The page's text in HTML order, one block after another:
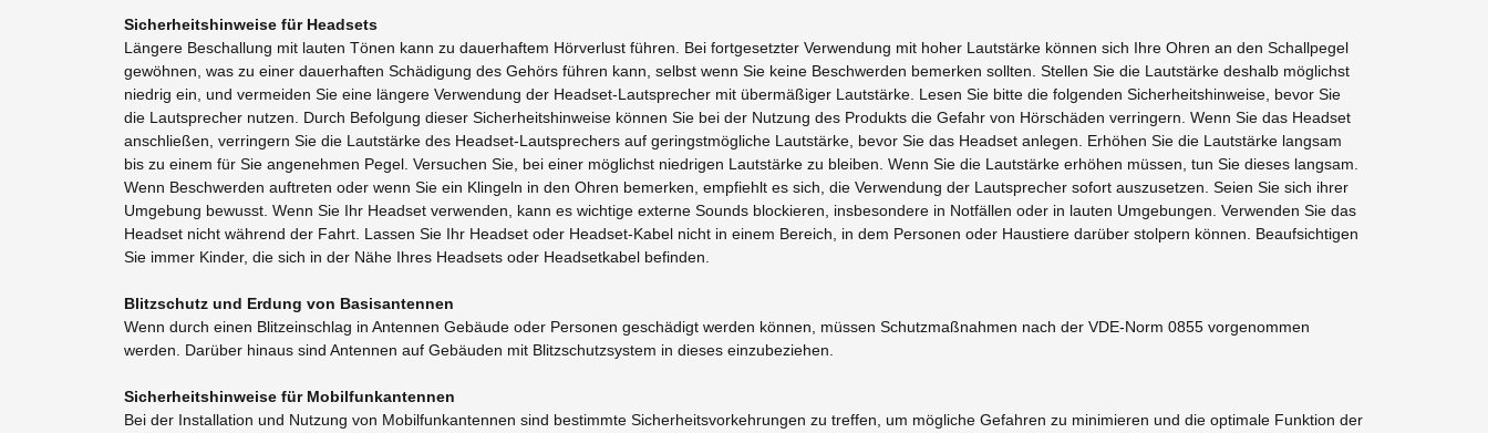
Sicherheitshinweise für Headsets
Längere Beschallung mit lauten Tönen kann zu dauerhaftem Hörverlust führen. Bei fortgesetzter Verwendung mit hoher Lautstärke können sich Ihre Ohren an den Schallpegel
gewöhnen, was zu einer dauerhaften Schädigung des Gehörs führen kann, selbst wenn Sie keine Beschwerden bemerken sollten. Stellen Sie die Lautstärke deshalb möglichst
niedrig ein, und vermeiden Sie eine längere Verwendung der Headset-Lautsprecher mit übermäßiger Lautstärke. Lesen Sie bitte die folgenden Sicherheitshinweise, bevor Sie
die Lautsprecher nutzen. Durch Befolgung dieser Sicherheitshinweise können Sie bei der Nutzung des Produkts die Gefahr von Hörschäden verringern. Wenn Sie das Headset
anschließen, verringern Sie die Lautstärke des Headset-Lautsprechers auf geringstmögliche Lautstärke, bevor Sie das Headset anlegen. Erhöhen Sie die Lautstärke langsam
bis zu einem für Sie angenehmen Pegel. Versuchen Sie, bei einer möglichst niedrigen Lautstärke zu bleiben. Wenn Sie die Lautstärke erhöhen müssen, tun Sie dieses langsam.
Wenn Beschwerden auftreten oder wenn Sie ein Klingeln in den Ohren bemerken, empfiehlt es sich, die Verwendung der Lautsprecher sofort auszusetzen. Seien Sie sich ihrer
Umgebung bewusst. Wenn Sie Ihr Headset verwenden, kann es wichtige externe Sounds blockieren, insbesondere in Notfällen oder in lauten Umgebungen. Verwenden Sie das
Headset nicht während der Fahrt. Lassen Sie Ihr Headset oder Headset-Kabel nicht in einem Bereich, in dem Personen oder Haustiere darüber stolpern können. Beaufsichtigen
Sie immer Kinder, die sich in der Nähe Ihres Headsets oder Headsetkabel befinden.
Blitzschutz und Erdung von Basisantennen
Wenn durch einen Blitzeinschlag in Antennen Gebäude oder Personen geschädigt werden können, müssen Schutzmaßnahmen nach der VDE-Norm 0855 vorgenommen
werden. Darüber hinaus sind Antennen auf Gebäuden mit Blitzschutzsystem in dieses einzubeziehen.
Sicherheitshinweise für Mobilfunkantennen
Bei der Installation und Nutzung von Mobilfunkantennen sind bestimmte Sicherheitsvorkehrungen zu treffen, um mögliche Gefahren zu minimieren und die optimale Funktion der